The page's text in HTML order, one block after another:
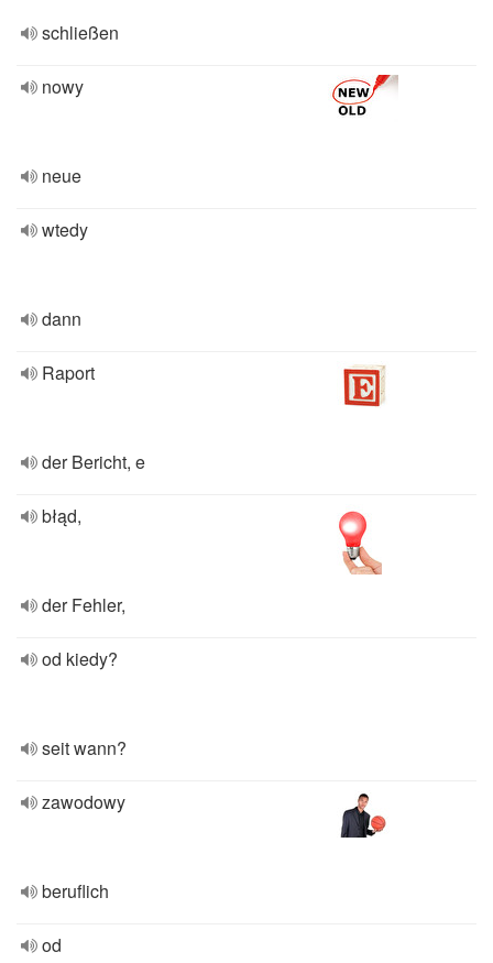
schließen
nowy
neue
wtedy
dann
Raport
der Bericht, e
błąd,
der Fehler,
od kiedy?
seit wann?
zawodowy
beruflich
od